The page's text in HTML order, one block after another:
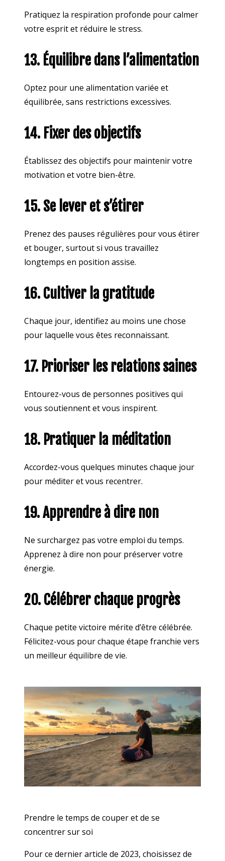
Pratiquez la respiration profonde pour calmer
votre esprit et réduire le stress.
13. Équilibre dans l’alimentation
Optez pour une alimentation variée et
équilibrée, sans restrictions excessives.
14. Fixer des objectifs
Établissez des objectifs pour maintenir votre
motivation et votre bien-être.
15. Se lever et s’étirer
Prenez des pauses régulières pour vous étirer
et bouger, surtout si vous travaillez
longtemps en position assise.
16. Cultiver la gratitude
Chaque jour, identifiez au moins une chose
pour laquelle vous êtes reconnaissant.
17. Prioriser les relations saines
Entourez-vous de personnes positives qui
vous soutiennent et vous inspirent.
18. Pratiquer la méditation
Accordez-vous quelques minutes chaque jour
pour méditer et vous recentrer.
19. Apprendre à dire non
Ne surchargez pas votre emploi du temps.
Apprenez à dire non pour préserver votre
énergie.
20. Célébrer chaque progrès
Chaque petite victoire mérite d’être célébrée.
Félicitez-vous pour chaque étape franchie vers
un meilleur équilibre de vie.
Prendre le temps de couper et de se
concentrer sur soi
Pour ce dernier article de 2023, choisissez de